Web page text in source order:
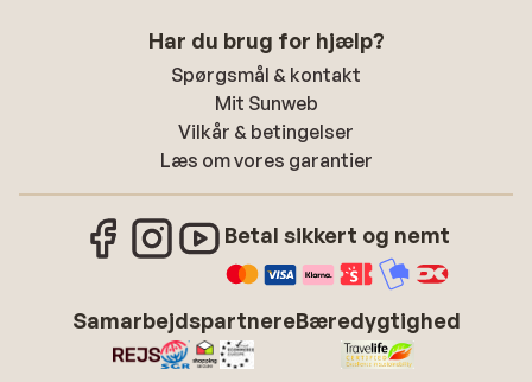
Har du brug for hjælp?
Spørgsmål & kontakt
Mit Sunweb
Vilkår & betingelser
Læs om vores garantier
Betal sikkert og nemt
SamarbejdspartnereBæredygtighed